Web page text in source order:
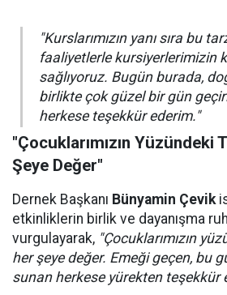
"Kurslarımızın yanı sıra bu
faaliyetlerle kursiyerlerimizin
sağlıyoruz. Bugün burada,
birlikte çok güzel bir gün
herkese teşekkür ederim."
"Çocuklarımızın Yüzündeki
Şeye Değer"
Dernek Başkanı Bünyamin Çevik
etkinliklerin birlik ve dayanışma
vurgulayarak, "Çocuklarımızın
her şeye değer. Emeği geçen, bu
sunan herkese yürekten teşekkür